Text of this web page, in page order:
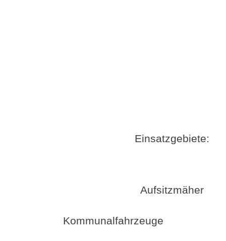
Einsatzgebiete:
Aufsitzmäher
Kommunalfahrzeuge